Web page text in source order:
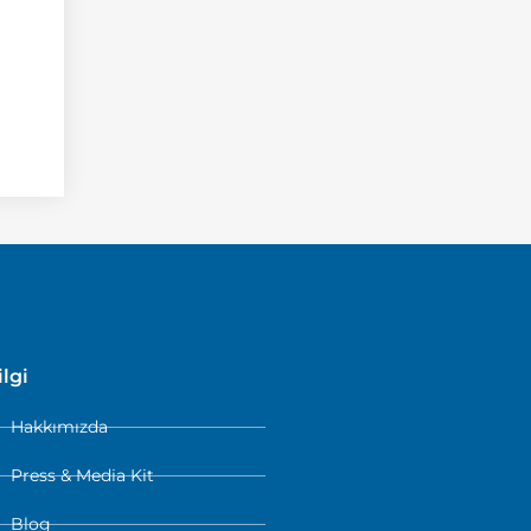
Hakkımızda
Press & Media Kit
Blog